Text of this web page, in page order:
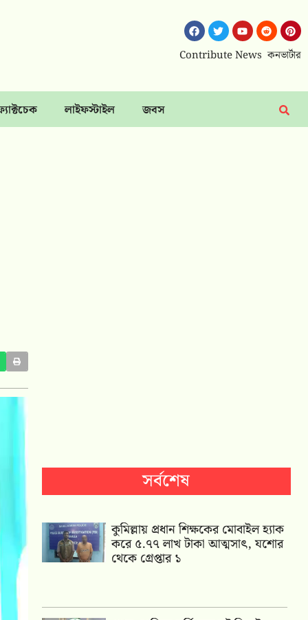
Contribute News কনভার্টার
লাইফস্টাইল জবস
সর্বশেষ
কুমিল্লায় প্রধান শিক্ষকের মোবাইল হ্যাক
করে ৫.৭৭ লাখ টাকা আত্মসাৎ, যশোর
থেকে গ্রেপ্তার ১